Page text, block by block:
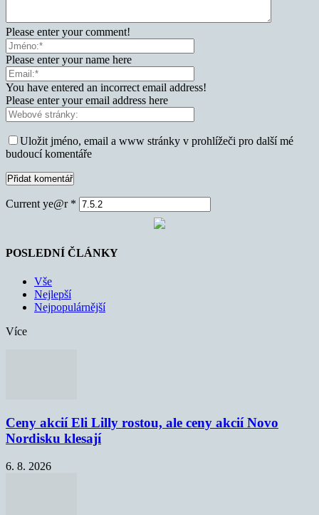
Please enter your comment!
Please enter your name here
You have entered an incorrect email address!
Please enter your email address here
Uložit jméno, email a www stránky v prohlížeči pro další mé
budoucí komentáře
Current ye@r *
POSLEDNÍ ČLÁNKY
Vše
Nejlepší
Nejpopulárnější
Více
Ceny akcií Eli Lilly rostou, ale ceny akcií Novo
Nordisku klesají
6. 8. 2026